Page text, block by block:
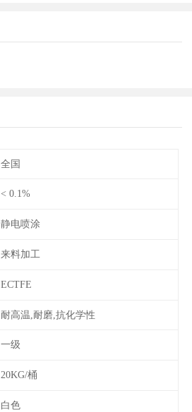
全国
< 0.1%
静电喷涂
来料加工
ECTFE
耐高温,耐磨,抗化学性
一级
20KG/桶
白色